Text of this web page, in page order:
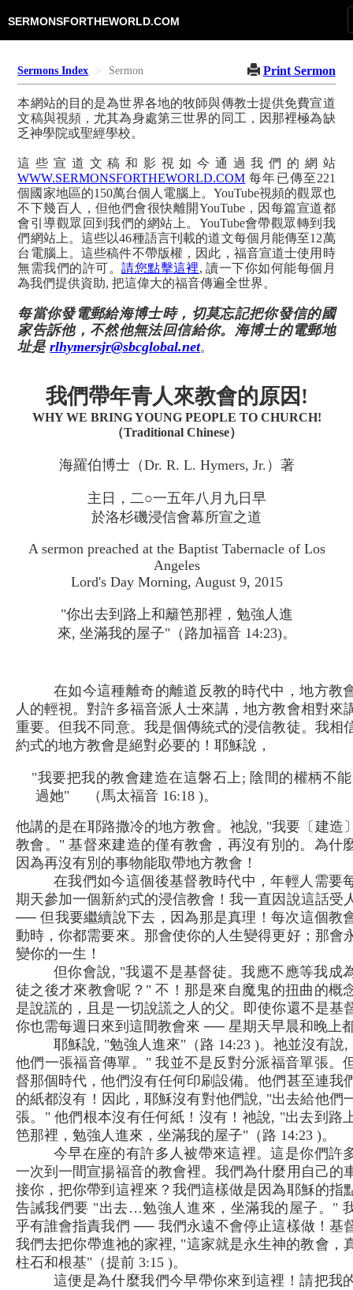
SERMONSFORTHEWORLD.COM
Sermons Index Sermon Print Sermon
本網站的目的是為世界各地的牧師與傳教士提供免費宣道
文稿與視頻，尤其為身處第三世界的同工，因那裡極為缺
乏神學院或聖經學校。
這些宣道文稿和影視如今通過我們的網站
WWW.SERMONSFORTHEWORLD.COM 每年已傳至221
個國家地區的150萬台個人電腦上。YouTube視頻的觀眾也
不下幾百人，但他們會很快離開YouTube，因每篇宣道都
會引導觀眾回到我們的網站上。YouTube會帶觀眾轉到我
們網站上。這些以46種語言刊載的道文每個月能傳至12萬
台電腦上。這些稿件不帶版權，因此，福音宣道士使用時
無需我們的許可。請您點擊這裡, 讀一下你如何能每個月
為我們提供資助, 把這偉大的福音傳遍全世界。
每當你發電郵給海博士時，切莫忘記把你發信的國
家告訴他，不然他無法回信給你。海博士的電郵地
址是rlhymersjr@sbcglobal.net。
我們帶年青人來教會的原因!
WHY WE BRING YOUNG PEOPLE TO CHURCH!
（Traditional Chinese）
海羅伯博士（Dr. R. L. Hymers, Jr.）著
主日，二○一五年八月九日早
於洛杉磯浸信會幕所宣之道
A sermon preached at the Baptist Tabernacle of Los
Angeles
Lord's Day Morning, August 9, 2015
"你出去到路上和籬笆那裡，勉強人進
來, 坐滿我的屋子"（路加福音 14:23)。
在如今這種離奇的離道反教的時代中，地方教
人的輕視。對許多福音派人士來講，地方教會相對來
重要。但我不同意。我是個傳統式的浸信教徒。我相
約式的地方教會是絕對必要的！耶穌說，
"我要把我的教會建造在這磐石上; 陰間的權柄不
過她" （馬太福音 16:18 )。
他講的是在耶路撒冷的地方教會。祂說, "我要〔建造
教會。" 基督來建造的僅有教會，再沒有別的。為什
因為再沒有別的事物能取帶地方教會！
在我們如今這個後基督教時代中，年輕人需要
期天參加一個新約式的浸信教會！我一直因說這話受
── 但我要繼續說下去，因為那是真理！每次這個教
動時，你都需要來。那會使你的人生變得更好；那會
變你的一生！
但你會說, "我還不是基督徒。我應不應等我成
徒之後才來教會呢？" 不！那是來自魔鬼的扭曲的概
是說謊的，且是一切說謊之人的父。即使你還不是基
你也需每週日來到這間教會來 ── 星期天早晨和晚上
耶穌說, "勉強人進來"（路 14:23 )。祂並沒有說,
他們一張福音傳單。" 我並不是反對分派福音單張。
督那個時代，他們沒有任何印刷設備。他們甚至連我
的紙都沒有！因此，耶穌沒有對他們說, "出去給他們
張。" 他們根本沒有任何紙！沒有！祂說, "出去到路
笆那裡，勉強人進來，坐滿我的屋子"（路 14:23 )。
今早在座的有許多人被帶來這裡。這是你們許
一次到一間宣揚福音的教會裡。我們為什麼用自己的
接你，把你帶到這裡來？我們這樣做是因為耶穌的指
告誡我們要 "出去…勉強人進來，坐滿我的屋子。"
乎有誰會指責我們 ── 我們永遠不會停止這樣做！基
我們去把你帶進祂的家裡, "這家就是永生神的教會，
柱石和根基"（提前 3:15 )。
這便是為什麼我們今早帶你來到這裡！請把我